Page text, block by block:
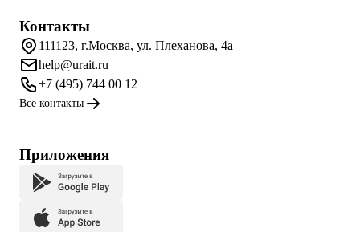
Контакты
111123, г.Москва, ул. Плеханова, 4а
help@urait.ru
+7 (495) 744 00 12
Все контакты
Приложения